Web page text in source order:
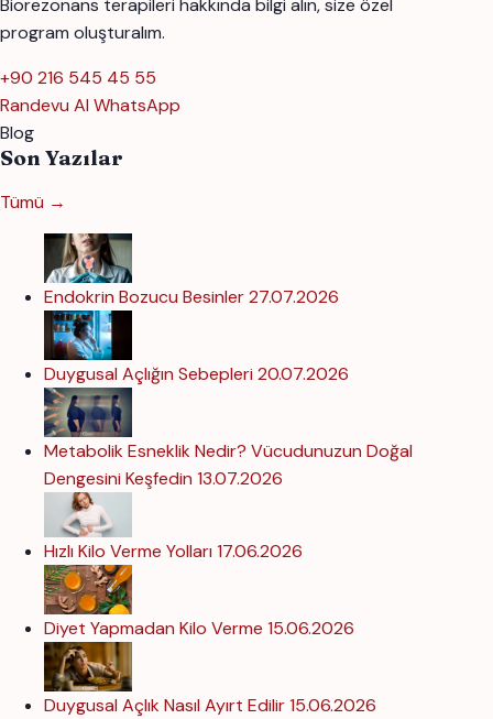
Biorezonans terapileri hakkında bilgi alın, size özel
program oluşturalım.
+90 216 545 45 55
Randevu Al WhatsApp
Blog
Son Yazılar
Tümü →
Endokrin Bozucu Besinler27.07.2026
Duygusal Açlığın Sebepleri 20.07.2026
Metabolik Esneklik Nedir? Vücudunuzun Doğal
Dengesini Keşfedin 13.07.2026
Hızlı Kilo Verme Yolları 17.06.2026
Diyet Yapmadan Kilo Verme 15.06.2026
Duygusal Açlık Nasıl Ayırt Edilir15.06.2026